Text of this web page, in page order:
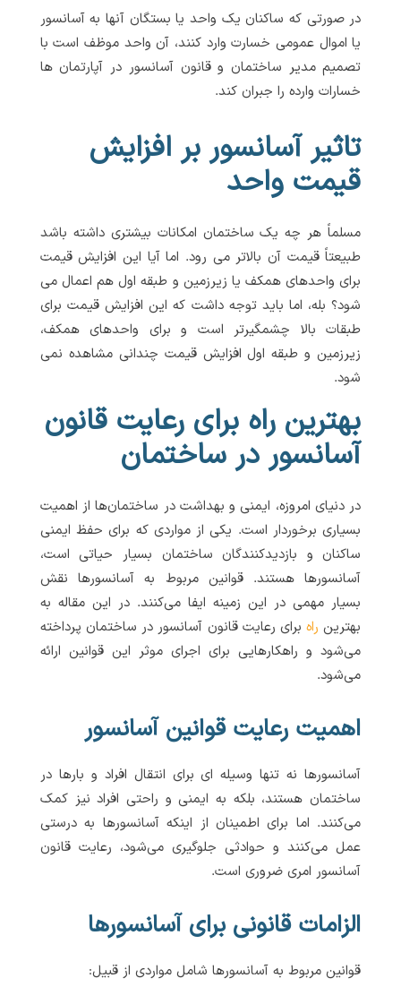
در صورتی که ساکنان یک واحد یا بستگان آنها به آسانسور
یا اموال عمومی خسارت وارد کنند، آن واحد موظف است با
تصمیم مدیر ساختمان و قانون آسانسور در آپارتمان ها
خسارات وارده را جبران کند.
تاثیر آسانسور بر افزایش
قیمت واحد
مسلماً هر چه یک ساختمان امکانات بیشتری داشته باشد
طبیعتاً قیمت آن بالاتر می رود. اما آیا این افزایش قیمت
برای واحدهای همکف یا زیرزمین و طبقه اول هم اعمال می
شود؟ بله، اما باید توجه داشت که این افزایش قیمت برای
طبقات بالا چشمگیرتر است و برای واحدهای همکف،
زیرزمین و طبقه اول افزایش قیمت چندانی مشاهده نمی
شود.
بهترین راه برای رعایت قانون
آسانسور در ساختمان
در دنیای امروزه، ایمنی و بهداشت در ساختمان‌ها از اهمیت
بسیاری برخوردار است. یکی از مواردی که برای حفظ ایمنی
ساکنان و بازدیدکنندگان ساختمان بسیار حیاتی است،
آسانسورها هستند. قوانین مربوط به آسانسورها نقش
بسیار مهمی در این زمینه ایفا می‌کنند. در این مقاله به
بهترین راهبرای رعایت قانون آسانسور در ساختمان پرداخته
می‌شود و راهکارهایی برای اجرای موثر این قوانین ارائه
می‌شود.
اهمیت رعایت قوانین آسانسور
آسانسورها نه تنها وسیله ای برای انتقال افراد و بارها در
ساختمان هستند، بلکه به ایمنی و راحتی افراد نیز کمک
می‌کنند. اما برای اطمینان از اینکه آسانسورها به درستی
عمل می‌کنند و حوادثی جلوگیری می‌شود، رعایت قانون
آسانسور امری ضروری است.
الزامات قانونی برای آسانسورها
قوانین مربوط به آسانسورها شامل مواردی از قبیل: